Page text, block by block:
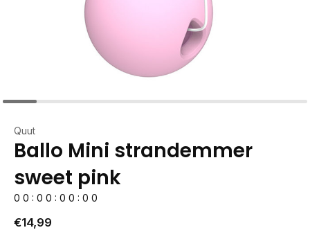
Quut
Ballo Mini strandemmer
sweet pink
0 0 : 0 0 : 0 0 : 0 0
€14,99